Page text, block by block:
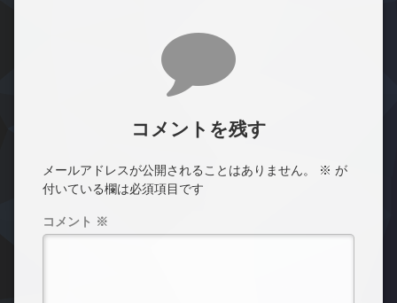
コメントを残す
メールアドレスが公開されることはありません。 ※ が
付いている欄は必須項目です
コメント ※